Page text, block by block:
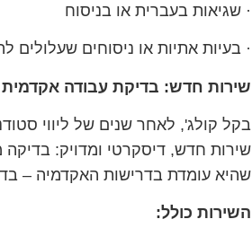
· שגיאות בעברית או בניסוח
· בעיות אתיות או ניסוחים שעלולים
שירות חדש: בדיקת עבודה
בקל קולג', לאחר שנים של ליווי
שירות חדש, דיסקרטי ומדויק:
שהיא עומדת בדרישות האקדמיה –
השירות כולל: